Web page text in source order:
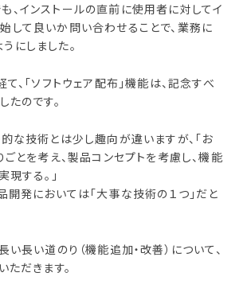
、インストールの直前に使用者に対してイ
して良いか問い合わせることで、業務に
にしました。
、「ソフトウェア配布」機能は、記念すべ
たのです。
な技術とは少し趣向が違いますが、「お
とを考え、製品コンセプトを考慮し、機能
する。」
開発においては「大事な技術の１つ」だと
長い道のり（機能追加・改善）について、
だきます。